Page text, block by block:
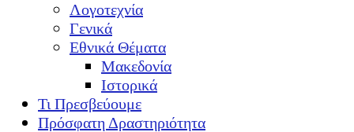
Λογοτεχνία
Γενικά
Εθνικά Θέματα
Μακεδονία
Ιστορικά
Τι Πρεσβεύουμε
Πρόσφατη Δραστηριότητα